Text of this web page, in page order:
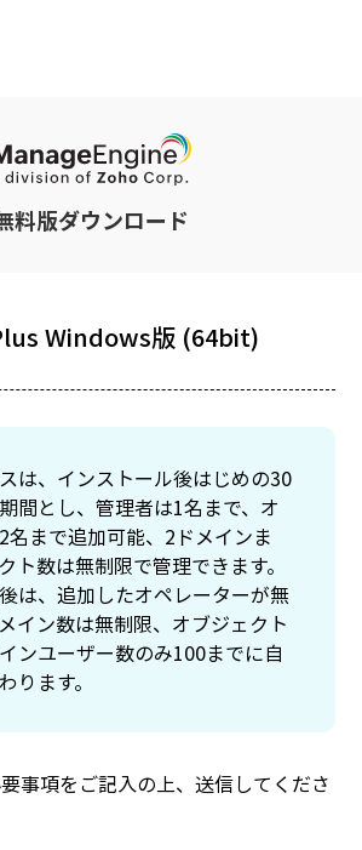
料版ダウンロード
Windows版 (64bit)
は、インストール後はじめの30
間とし、管理者は1名まで、オ
名まで追加可能、2ドメインま
ト数は無制限で管理できます。
は、追加したオペレーターが無
イン数は無制限、オブジェクト
ンユーザー数のみ100までに自
ります。
事項をご記入の上、送信してくださ